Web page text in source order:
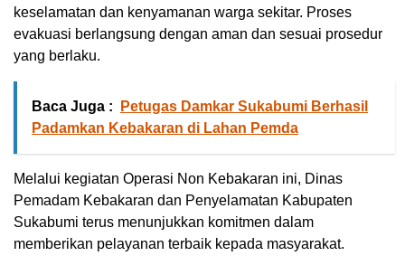
keselamatan dan kenyamanan warga sekitar. Proses
evakuasi berlangsung dengan aman dan sesuai prosedur
yang berlaku.
Baca Juga :
Petugas Damkar Sukabumi Berhasil
Padamkan Kebakaran di Lahan Pemda
Melalui kegiatan Operasi Non Kebakaran ini, Dinas
Pemadam Kebakaran dan Penyelamatan Kabupaten
Sukabumi terus menunjukkan komitmen dalam
memberikan pelayanan terbaik kepada masyarakat.